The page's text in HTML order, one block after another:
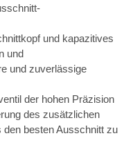
und kapazitives
und
und zuverlässige
der hohen Präzision
des zusätzlichen
besten Ausschnitt zu